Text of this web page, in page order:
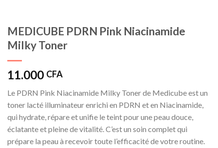
MEDICUBE PDRN Pink Niacinamide
Milky Toner
11.000 CFA
Le PDRN Pink Niacinamide Milky Toner de Medicube est un
toner lacté illuminateur enrichi en PDRN et en Niacinamide,
qui hydrate, répare et unifie le teint pour une peau douce,
éclatante et pleine de vitalité. C’est un soin complet qui
prépare la peau à recevoir toute l’efficacité de votre routine.